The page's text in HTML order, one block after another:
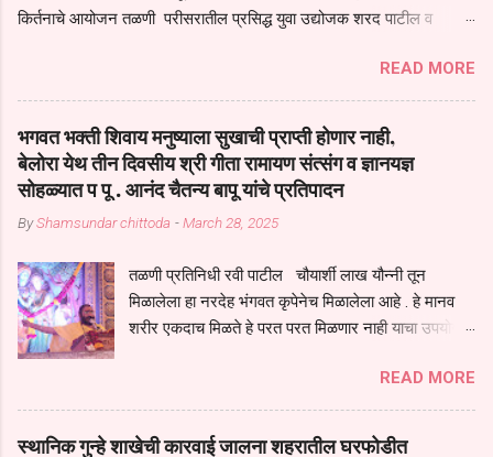
किर्तनाचे आयोजन तळणी परीसरातील प्रसिद्ध युवा उद्योजक शरद पाटील व
तुकाराम महाराज यांच्या *आपुला तो एक देव करुनी घ्यावा* *तेणे विन जिवा सुख
नोहे* *येरती माईक दुःखाची जनीती* *नाही आदी अंती अवसान* या अभंगावर
सुंदर निरूपण केले सध्य स्थितीचा काळ हा मानव जातीच्या परीक्षेचा काळ आहे
धर्ममंडपात बसलेली लोक ही खरच भाग्यवान आहेत कोरोना सारख्या महामारीत आपंण
जिवंत आहोत या महामारीतून जर आपल्याला वाचायचे असेल तर धार्मीक विचाराचा
आधार आपल्याला घ्यावाच लागेल महामारीच्या काळात वारकरी सप्रदायच खूप मोठा
आधार आहे सध्य स्थितीत मानव जातीची मानसीक अवस्था सक्षम असणे गरजेचे आहे
सगळ्याना करून दीली आहे मनुष्याच्या आयुष्यातील नामसाधना ही त्याच्यासाठी खूप
मोठा आधार असते परतू आज काल तीच साधना करण्याचा आळस आ...
READ MORE
भगवत भक्ती शिवाय मनुष्याला सुखाची प्राप्ती होणार नाही,
बेलोरा येथ तीन दिवसीय श्री गीता रामायण संत्संग व ज्ञानयज्ञ
सोहळ्यात प पू . आनंद चैतन्य बापू यांचे प्रतिपादन
ByShamsundar chittoda -March 28, 2025
तळणी प्रतिनिधी रवी पाटील चौयार्शी लाख यौन्नी तून
मिळालेला हा नरदेह भंगवत कृपेनेच मिळालेला आहे . हे मानव
शरीर एकदाच मिळते हे परत परत मिळणार नाही याचा उपयोग
संचय सारखे असतील तेव्हाच मनुष्य जन्म मिळतो . . परतू
पुण्याचा संचय जर जास्त असेल तर तुम्हाला स्वर्गातील देवत्व
प्राप्त झाल्याशिवाय राहणार नाही . मानव शरीर हे हिर्यापेक्षा
READ MORE
स्थानिक गुन्हे शाखेची कारवाई जालना शहरातील घरफोडीत